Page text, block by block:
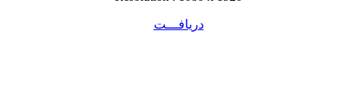
دریافـــت